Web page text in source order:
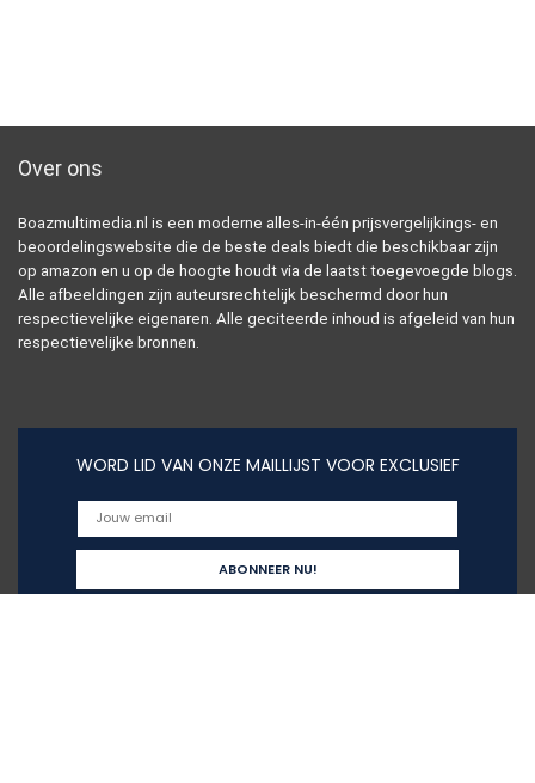
Over ons
Boazmultimedia.nl is een moderne alles-in-één prijsvergelijkings- en
beoordelingswebsite die de beste deals biedt die beschikbaar zijn
op amazon en u op de hoogte houdt via de laatst toegevoegde blogs.
Alle afbeeldingen zijn auteursrechtelijk beschermd door hun
respectievelijke eigenaren. Alle geciteerde inhoud is afgeleid van hun
respectievelijke bronnen.
WORD LID VAN ONZE MAILLIJST VOOR EXCLUSIEF